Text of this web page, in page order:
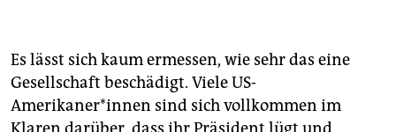
Es lässt sich kaum ermessen, wie sehr das eine
Gesellschaft beschädigt. Viele US-
Amerikaner*innen sind sich vollkommen im